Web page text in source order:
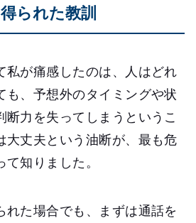
られた教訓
私が痛感したのは、人はどれ
も、予想外のタイミングや状
力を失ってしまうというこ
大丈夫という油断が、最も危
知りました。
れた場合でも、まずは通話を